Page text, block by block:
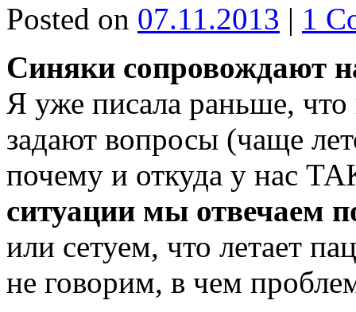
Posted on 07.11.2013 | 1
Синяки сопровождают
Я уже писала раньше,
задают вопросы (чаще
почему и откуда у нас
ситуации мы отвечаем
или сетуем, что летает
не говорим, в чем